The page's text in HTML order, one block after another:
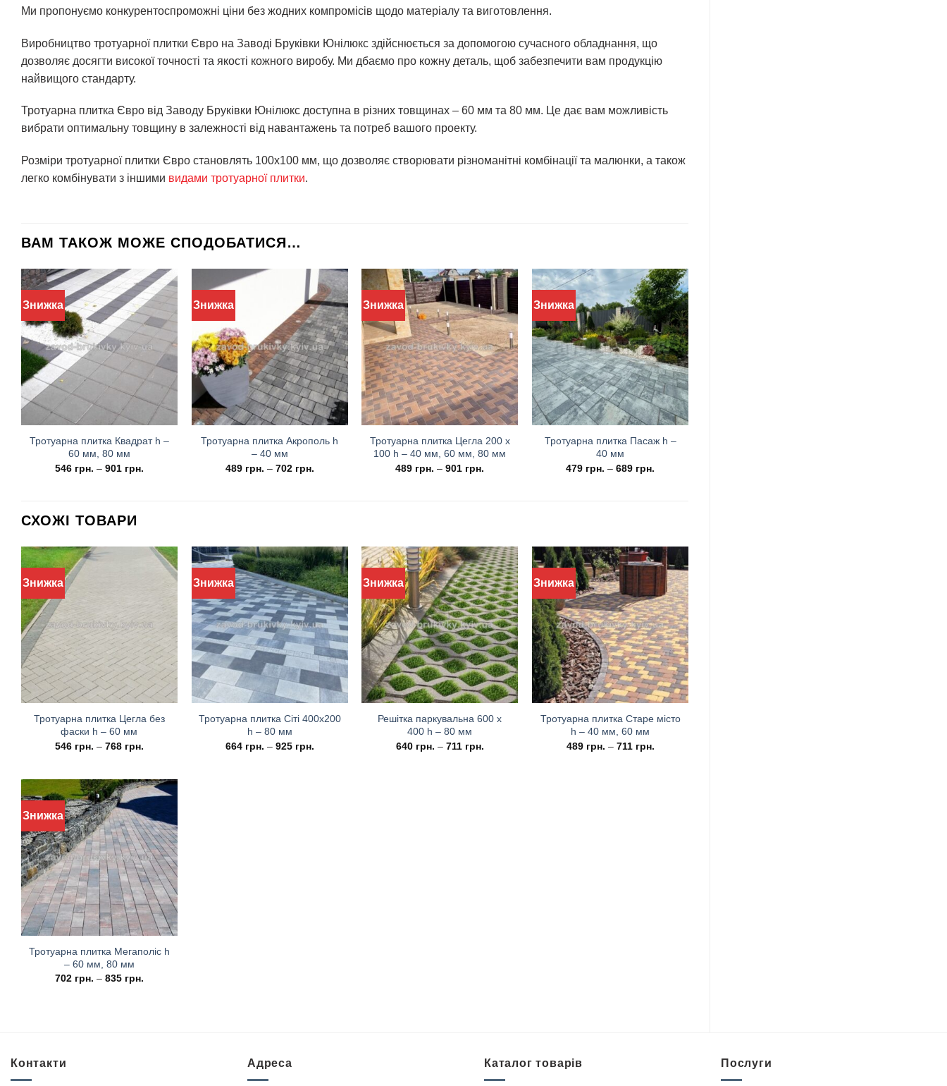
Ми пропонуємо конкурентоспроможні ціни без жодних компромісів щодо матеріалу та виготовлення.
Виробництво тротуарної плитки Євро на Заводі Бруківки Юнілюкс здійснюється за допомогою сучасного обладнання, що
дозволяє досягти високої точності та якості кожного виробу. Ми дбаємо про кожну деталь, щоб забезпечити вам продукцію
найвищого стандарту.
Тротуарна плитка Євро від Заводу Бруківки Юнілюкс доступна в різних товщинах – 60 мм та 80 мм. Це дає вам можливість
вибрати оптимальну товщину в залежності від навантажень та потреб вашого проекту.
Розміри тротуарної плитки Євро становлять 100х100 мм, що дозволяє створювати різноманітні комбінації та малюнки, а також
легко комбінувати з іншими видами тротуарної плитки.
ВАМ ТАКОЖ МОЖЕ СПОДОБАТИСЯ…
Знижка
Тротуарна плитка Квадрат h –
60 мм, 80 мм
546 грн. – 901 грн.
Знижка
Тротуарна плитка Акрополь h
– 40 мм
489 грн. – 702 грн.
Знижка
Тротуарна плитка Цегла 200 х
100 h – 40 мм, 60 мм, 80 мм
489 грн. –901 грн.
Знижка
Тротуарна плитка Пасаж h –
40 мм
479 грн. –689 грн.
СХОЖІ ТОВАРИ
Знижка
Тротуарна плитка Цегла без
фаски h – 60 мм
546 грн. – 768 грн.
Знижка
Тротуарна плитка Cіті 400х200
h – 80 мм
664 грн. – 925 грн.
Знижка
Решітка паркувальна 600 х
400 h – 80 мм
640 грн. – 711 грн.
Знижка
Тротуарна плитка Старе місто
h – 40 мм, 60 мм
489 грн. – 711 грн.
Знижка
Тротуарна плитка Мегаполіс h
– 60 мм, 80 мм
702 грн. – 835 грн.
Контакти Адреса Каталог товарів Послуги